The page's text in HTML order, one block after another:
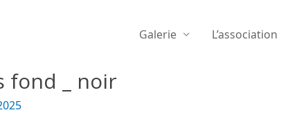
Galerie L’association
fond _ noir